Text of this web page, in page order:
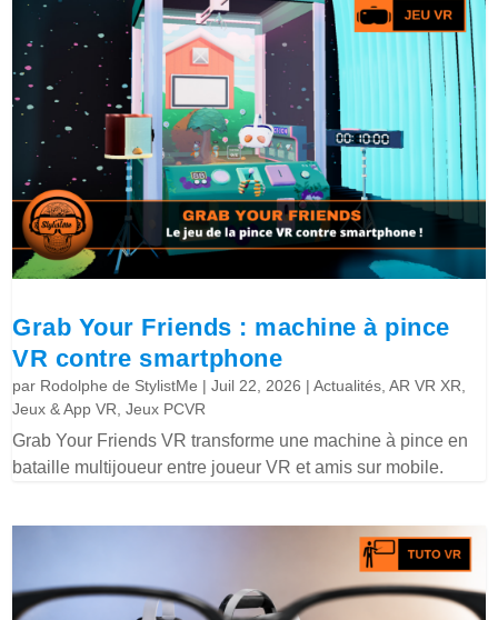
Grab Your Friends : machine à pince
VR contre smartphone
par Rodolphe de StylistMe |Juil 22, 2026 |Actualités ,AR VR XR
Jeux & App VR ,Jeux PCVR
Grab Your Friends VR transforme une machine à pince en
bataille multijoueur entre joueur VR et amis sur mobile.